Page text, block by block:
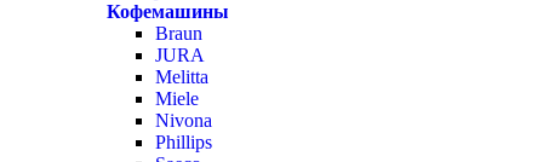
Кофемашины
Braun
JURA
Melitta
Miele
Nivona
Phillips